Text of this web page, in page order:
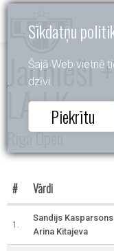
Sīkdatņu
Šajā Web vietnē
dzīvi.
Piekrītu
Jaunieši
LA LK
Riga Open
# Vārdi
1.
Sandijs Kasparsons
Arina Kitajeva